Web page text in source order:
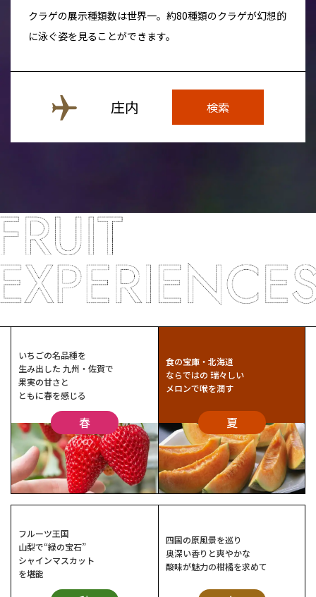
クラゲの展示種類数は世界一。約80種類のクラゲが幻想的
に泳ぐ姿を見ることができます。
庄内 検索
いちごの名品種を
生み出した 九州・佐賀で
果実の甘さと
ともに春を感じる
春
食の宝庫・北海道
ならではの 瑞々しい
メロンで喉を潤す
夏
フルーツ王国
山梨で“緑の宝石”
シャインマスカット
を堪能
四国の原風景を巡り
奥深い香りと爽やかな
酸味が魅力の柑橘を求めて